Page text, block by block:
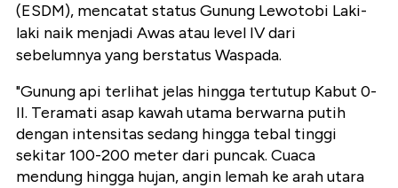
(ESDM), mencatat status Gunung Lewotobi Laki-
laki naik menjadi Awas atau level IV dari
sebelumnya yang berstatus Waspada.
"Gunung api terlihat jelas hingga tertutup Kabut 0-
II. Teramati asap kawah utama berwarna putih
dengan intensitas sedang hingga tebal tinggi
sekitar 100-200 meter dari puncak. Cuaca
mendung hingga hujan, angin lemah ke arah utara